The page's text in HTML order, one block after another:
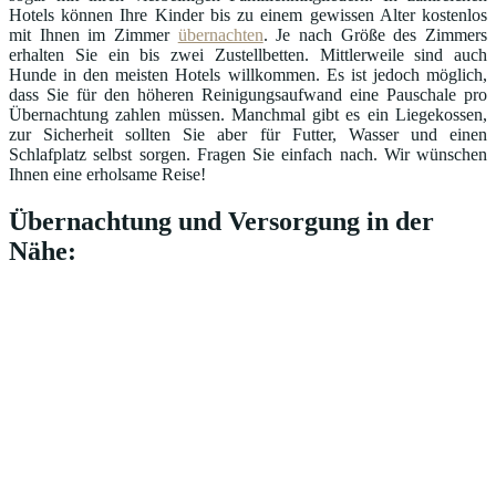
Hotels können Ihre Kinder bis zu einem gewissen Alter kostenlos
mit Ihnen im Zimmer übernachten. Je nach Größe des Zimmers
erhalten Sie ein bis zwei Zustellbetten. Mittlerweile sind auch
Hunde in den meisten Hotels willkommen. Es ist jedoch möglich,
dass Sie für den höheren Reinigungsaufwand eine Pauschale pro
Übernachtung zahlen müssen. Manchmal gibt es ein Liegekossen,
zur Sicherheit sollten Sie aber für Futter, Wasser und einen
Schlafplatz selbst sorgen. Fragen Sie einfach nach. Wir wünschen
Ihnen eine erholsame Reise!
Übernachtung und Versorgung in der
Nähe: